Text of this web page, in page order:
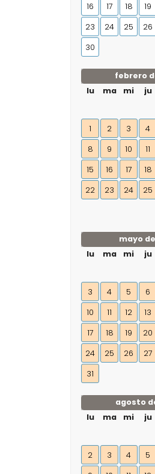
16
17 18 19
23
24 25 26
30
febrero
lu
ma mi ju
1 2 3 4
8
9 10 11
15
16 17 18
22
23 24 25
mayo
lu
ma mi ju
3
4 5 6
10
11 12 13
17
18 19 20
24
25 26 27
31
agosto
lu
ma mi ju
2
3 4 5